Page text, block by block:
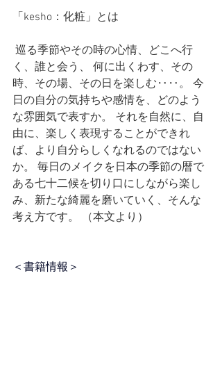
「kesho：化粧」とは
く、誰と会う、 何に出くわす、その
時、その場、その日を楽しむ‥‥。 今
日の自分の気持ちや感情を、どのよう
な雰囲気で表すか。 それを自然に、自
由に、楽しく表現することができれ
ば、より自分らしくなれるのではない
か。 毎日のメイクを日本の季節の暦で
ある七十二候を切り口にしながら楽し
み、新たな綺麗を磨いていく、そんな
考え方です。 （本文より）
＜書籍情報＞